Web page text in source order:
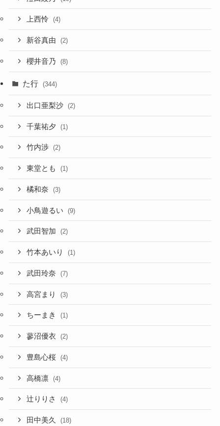
上西怜 (4)
新谷真由 (2)
櫻井音乃 (8)
た行 (344)
出口亜梨沙 (2)
千葉祐夕 (1)
竹内渉 (2)
東堂とも (1)
橘和奈 (3)
小鳥遊るい (9)
武田智加 (2)
竹本あいり (1)
武田玲奈 (7)
高宮まり (3)
ちーまき (1)
蓼沼優衣 (2)
豊島心桜 (4)
高橋凛 (4)
辻りりさ (4)
田中美久 (18)